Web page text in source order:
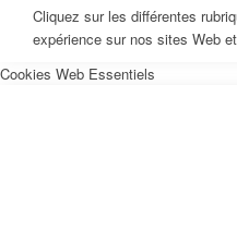
Cliquez sur les différentes
expérience sur nos sites Web
Cookies Web Essentiels